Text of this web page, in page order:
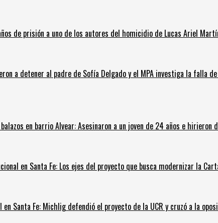
de prisión a uno de los autores del homicidio de Lucas Ariel
a detener al padre de Sofía Delgado y el MPA investiga la falla
en barrio Alvear: Asesinaron a un joven de 24 años e hirieron
en Santa Fe: Los ejes del proyecto que busca modernizar la
Santa Fe: Michlig defendió el proyecto de la UCR y cruzó a la